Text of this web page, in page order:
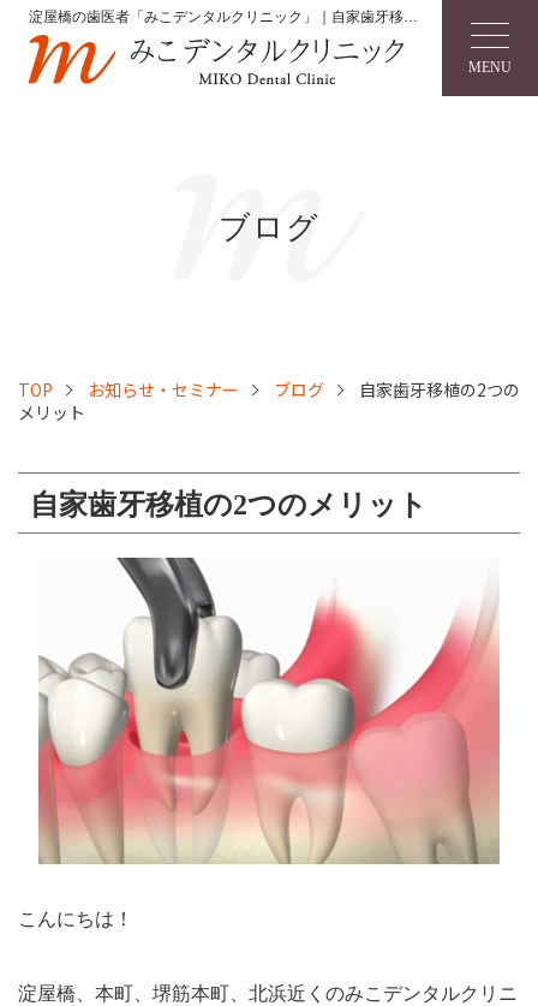
淀屋橋の歯医者「みこデンタルクリニック」｜自家歯牙移植
の2つのメリット
MENU
ブログ
TOP お知らせ・セミナー ブログ
自家歯牙移植の2つの
メリット
自家歯牙移植の2つのメリット
こんにちは！
淀屋橋、本町、堺筋本町、北浜近くのみこデンタルクリニ